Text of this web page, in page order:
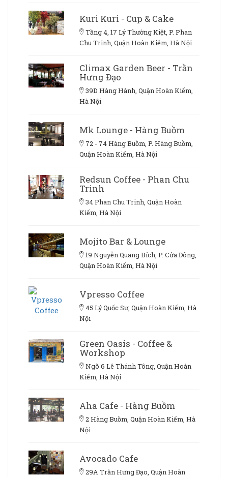
Kuri Kuri - Cup & Cake
Tầng 4, 17 Lý Thường Kiệt, P. Phan
Chu Trinh, Quận Hoàn Kiếm, Hà Nội
Climax Garden Beer - Trần
Hưng Đạo
39D Hàng Hành, Quận Hoàn Kiếm,
Hà Nội
Mk Lounge - Hàng Buồm
72 - 74 Hàng Buồm, P. Hàng Buồm,
Quận Hoàn Kiếm, Hà Nội
Redsun Coffee - Phan Chu
Trinh
34 Phan Chu Trinh, Quận Hoàn
Kiếm, Hà Nội
Mojito Bar & Lounge
19 Nguyễn Quang Bích, P. Cửa Đông,
Quận Hoàn Kiếm, Hà Nội
Vpresso Coffee
45 Lý Quốc Sư, Quận Hoàn Kiếm, Hà
Nội
Green Oasis - Coffee &
Workshop
Ngõ 6 Lê Thánh Tông, Quận Hoàn
Kiếm, Hà Nội
Aha Cafe - Hàng Buồm
2 Hàng Buồm, Quận Hoàn Kiếm, Hà
Nội
Avocado Cafe
29A Trần Hưng Đạo, Quận Hoàn